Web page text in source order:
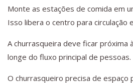
Monte as estações de comida em
Isso libera o centro para circulação
A churrasqueira deve ficar próxima
longe do fluxo principal de pessoas.
O churrasqueiro precisa de espaço